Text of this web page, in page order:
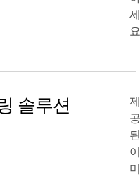
세
솔루션
제
공
된
이
미